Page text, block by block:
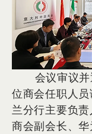
位商会任职人
兰分行主要负
商会副会长、